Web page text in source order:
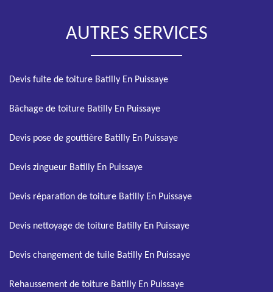
AUTRES SERVICES
Devis fuite de toiture Batilly En Puissaye
Bâchage de toiture Batilly En Puissaye
Devis pose de gouttière Batilly En Puissaye
Devis zingueur Batilly En Puissaye
Devis réparation de toiture Batilly En Puissaye
Devis nettoyage de toiture Batilly En Puissaye
Devis changement de tuile Batilly En Puissaye
Rehaussement de toiture Batilly En Puissaye